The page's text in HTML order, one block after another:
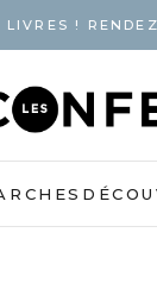
LIVRES !